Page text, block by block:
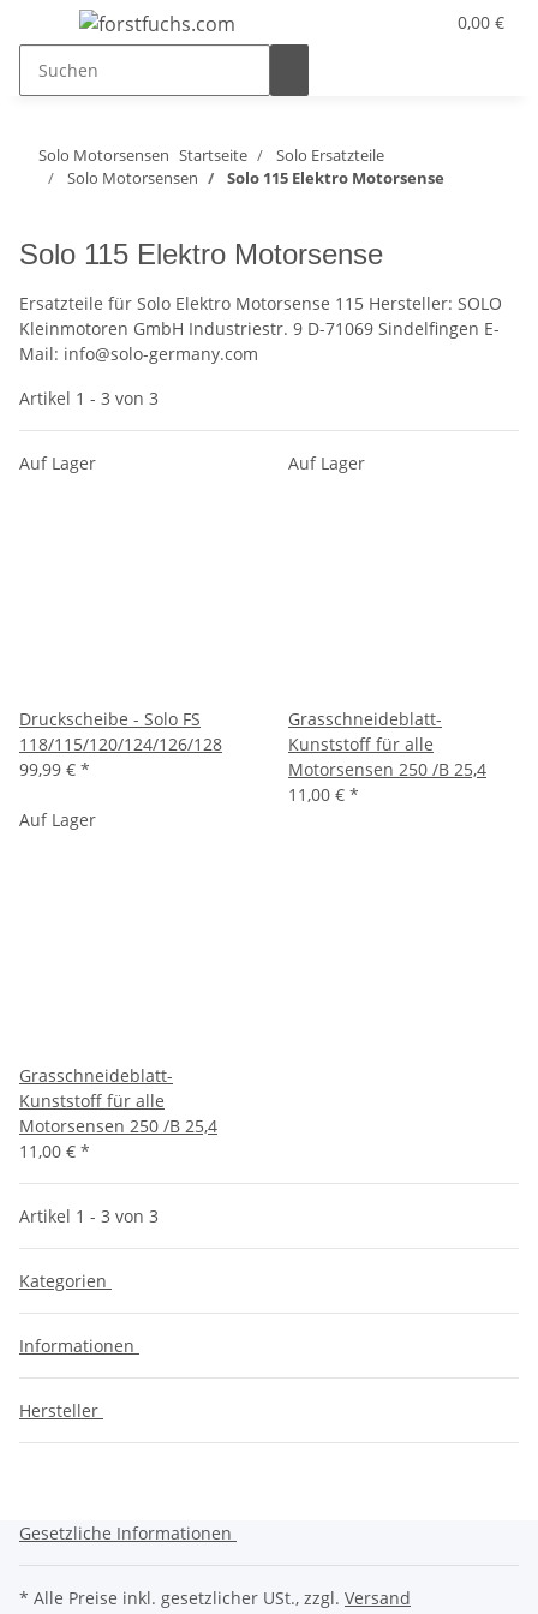
0,00 €
Solo Motorsensen Startseite
Solo Ersatzteile
Solo Motorsensen
Solo 115 Elektro Motorsense
Solo 115 Elektro Motorsense
Ersatzteile für Solo Elektro Motorsense 115 Hersteller: SOLO
Kleinmotoren GmbH Industriestr. 9 D-71069 Sindelfingen E-
Mail: info@solo-germany.com
Artikel 1 - 3 von 3
Auf Lager
Druckscheibe - Solo FS
118/115/120/124/126/128
99,99 € *
Auf Lager
Grasschneideblatt-
Kunststoff für alle
Motorsensen 250 /B 25,4
11,00 € *
Auf Lager
Grasschneideblatt-
Kunststoff für alle
Motorsensen 250 /B 25,4
11,00 € *
Artikel 1 - 3 von 3
Kategorien
Informationen
Hersteller
Gesetzliche Informationen
* Alle Preise inkl. gesetzlicher USt., zzgl. Versand